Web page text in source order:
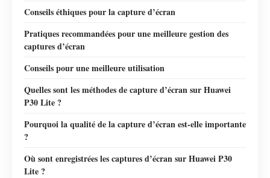
Conseils éthiques pour la capture d’écran
Pratiques recommandées pour une meilleure gestion des
captures d’écran
Conseils pour une meilleure utilisation
Quelles sont les méthodes de capture d’écran sur Huawei
P30 Lite ?
Pourquoi la qualité de la capture d’écran est-elle importante
?
Où sont enregistrées les captures d’écran sur Huawei P30
Lite ?